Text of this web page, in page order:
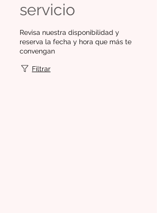
servicio
Revisa nuestra disponibilidad y
reserva la fecha y hora que más te
convengan
Filtrar